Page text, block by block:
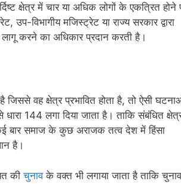
क्षेत्र में चार या अधिक लोगों के एकत्रित होने
विभागीय मजिस्ट्रेट या राज्य सरकार द्वारा
लागू करने का अधिकार प्रदान करती है।
वह क्षेत्र प्रभावित होता है, तो ऐसी
144 लगा दिया जाता है। ताकि संबंधित
बार समाज के कुछ अराजक तत्व देश में हिंसा
है।
कीचुनावके वक्त भी लगाया जाता है ताकि चुनाव